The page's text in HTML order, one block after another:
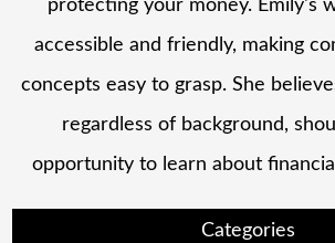
protecting your money. Emily's
accessible and friendly, making
concepts easy to grasp. She
regardless of background,
opportunity to learn about
Categories